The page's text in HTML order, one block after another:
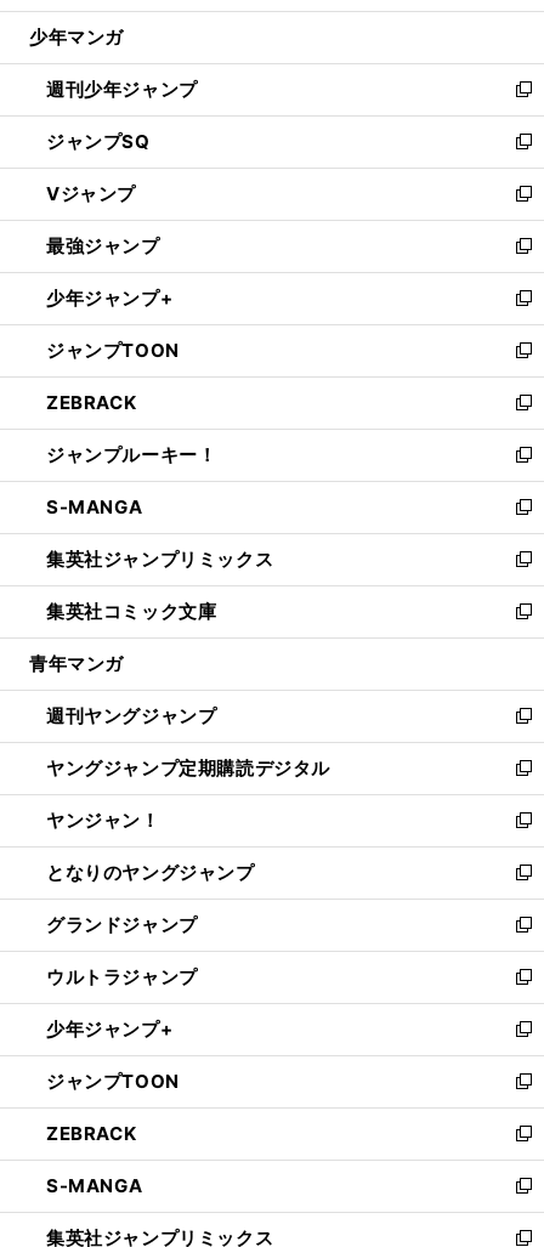
ウ
開
く
少年マンガ
週刊少年ジャンプ
新
し
い
ウ
ィ
ン
ド
ウ
で
開
く
ジャンプSQ
新
し
い
ウ
ィ
ン
ド
ウ
で
開
く
Vジャンプ
新
し
い
ウ
ィ
ン
ド
ウ
で
開
く
最強ジャンプ
新
し
い
ウ
ィ
ン
ド
ウ
で
開
く
少年ジャンプ+
新
し
い
ウ
ィ
ン
ド
ウ
で
開
く
ジャンプTOON
新
し
い
ウ
ィ
ン
ド
ウ
で
開
く
ZEBRACK
新
し
い
ウ
ィ
ン
ド
ウ
で
開
ジャンプルーキー！
新
し
い
ウ
ィ
ン
ド
ウ
開
く
S-MANGA
新
し
い
ウ
ィ
ン
ウ
で
開
く
集英社ジャンプリミックス
新
し
い
ウ
ン
ド
ウ
で
開
く
集英社コミック文庫
新
し
ウ
ィ
ン
ド
ウ
で
開
く
青年マンガ
週刊ヤングジャンプ
新
し
い
ウ
ィ
ン
ド
ウ
で
開
く
ヤングジャンプ定期購読デジタル
新
し
い
ウ
ィ
ン
ド
ウ
で
開
く
ヤンジャン！
新
し
い
ウ
ィ
ン
ド
ウ
で
開
く
となりのヤングジャンプ
新
し
い
ウ
ィ
ン
ド
ウ
で
開
く
グランドジャンプ
新
し
い
ウ
ィ
ン
ド
ウ
で
開
く
ウルトラジャンプ
新
し
い
ウ
ィ
ン
ド
ウ
で
開
く
少年ジャンプ+
新
し
い
ウ
ィ
ン
ド
ウ
で
ジャンプTOON
新
し
い
ウ
ィ
ン
ド
ZEBRACK
新
し
い
ウ
ィ
S-MANGA
新
し
い
集英社ジャンプリミックス